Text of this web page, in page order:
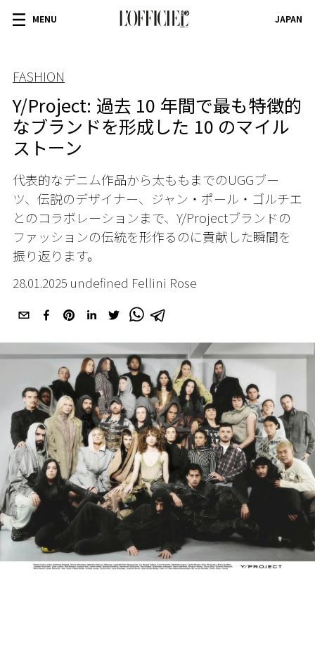
MENU JAPAN
FASHION
Y/Project: 過去 10 年間で最も特徴的
なブランドを形成した 10 のマイル
ストーン
代表的なデニム作品から太ももまでのUGGブー
ツ、伝説のデザイナー、ジャン・ポール・ゴルチエ
とのコラボレーションまで、Y/Projectブランドの
ファッションの伝統を形作るのに貢献した瞬間を
振り返ります。
28.01.2025 undefined Fellini Rose